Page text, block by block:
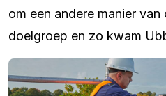
om een andere manier
doelgroep en zo kwam